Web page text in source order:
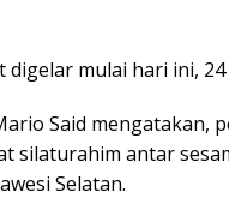
mulai hari ini,
Said mengatakan,
silaturahim antar
Selatan.